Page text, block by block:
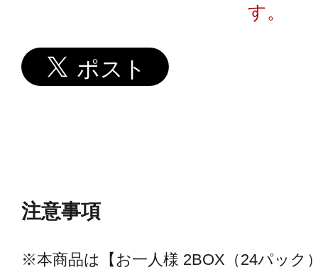
す。
注意事項
※本商品は【お一人様 2BOX（24パック